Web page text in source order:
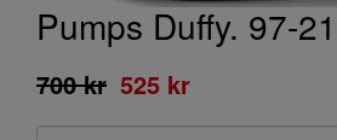
Pumps Duffy. 97-
700 kr 525 kr